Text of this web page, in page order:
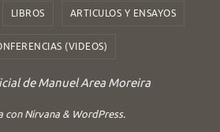
LIBROS ARTICULOS Y ENSAYOS
(VIDEOS)
de Manuel Area Moreira
conNirvana& WordPress.